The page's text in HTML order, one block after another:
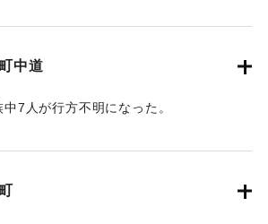
中道
7人が行方不明になった。